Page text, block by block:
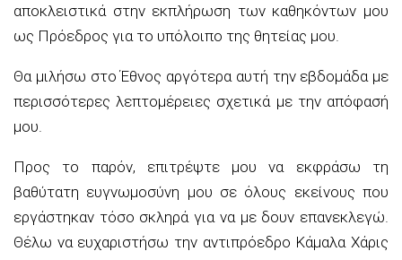
αποκλειστικά στην εκπλήρωση των καθηκόντων μου
ως Πρόεδρος για το υπόλοιπο της θητείας μου.
Θα μιλήσω στο Έθνος αργότερα αυτή την εβδομάδα με
περισσότερες λεπτομέρειες σχετικά με την απόφασή
μου.
Προς το παρόν, επιτρέψτε μου να εκφράσω τη
βαθύτατη ευγνωμοσύνη μου σε όλους εκείνους που
εργάστηκαν τόσο σκληρά για να με δουν επανεκλεγώ.
Θέλω να ευχαριστήσω την αντιπρόεδρο Κάμαλα Χάρις